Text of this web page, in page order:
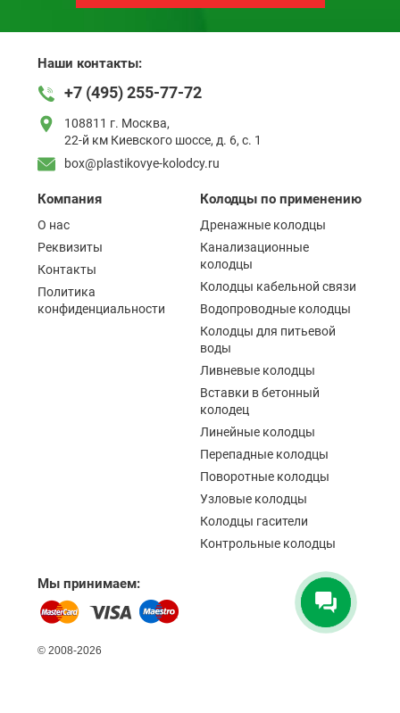
Наши контакты:
+7 (495) 255-77-72
108811 г. Москва,
22-й км Киевского шоссе, д. 6, с. 1
box@plastikovye-kolodcy.ru
Компания
О нас
Реквизиты
Контакты
Политика
конфиденциальности
Колодцы по применению
Дренажные колодцы
Канализационные
колодцы
Колодцы кабельной связи
Водопроводные колодцы
Колодцы для питьевой
воды
Ливневые колодцы
Вставки в бетонный
колодец
Линейные колодцы
Перепадные колодцы
Поворотные колодцы
Узловые колодцы
Колодцы гасители
Контрольные колодцы
Мы принимаем:
© 2008-2026